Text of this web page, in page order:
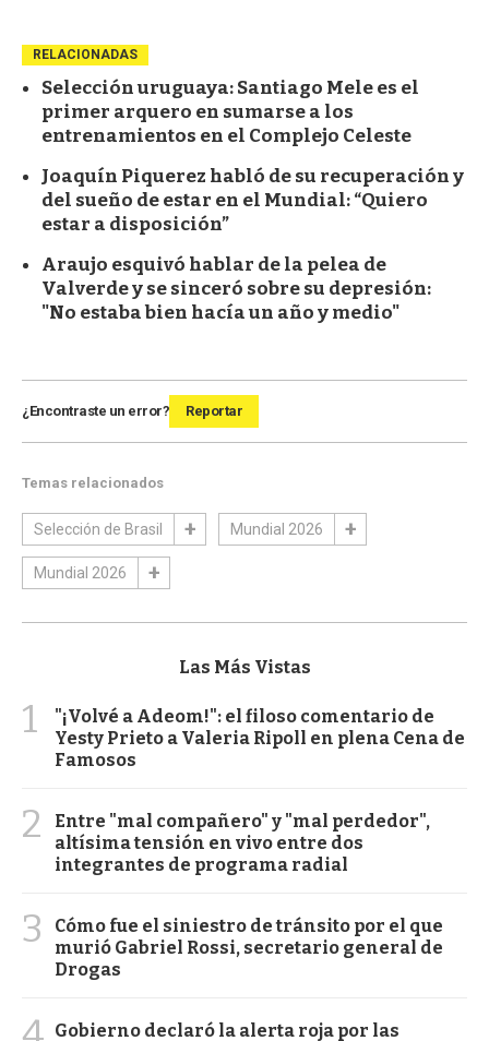
RELACIONADAS
Selección uruguaya: Santiago Mele es el
primer arquero en sumarse a los
entrenamientos en el Complejo Celeste
Joaquín Piquerez habló de su recuperación y
del sueño de estar en el Mundial: “Quiero
estar a disposición”
Araujo esquivó hablar de la pelea de
Valverde y se sinceró sobre su depresión:
"No estaba bien hacía un año y medio"
¿Encontraste un error? Reportar
Temas relacionados
Selección de Brasil Mundial 2026
Mundial 2026
Las Más Vistas
1
"¡Volvé a Adeom!": el filoso comentario de
Yesty Prieto a Valeria Ripoll en plena Cena de
Famosos
2
Entre "mal compañero" y "mal perdedor",
altísima tensión en vivo entre dos
integrantes de programa radial
3
Cómo fue el siniestro de tránsito por el que
murió Gabriel Rossi, secretario general de
Drogas
Gobierno declaró la alerta roja por las